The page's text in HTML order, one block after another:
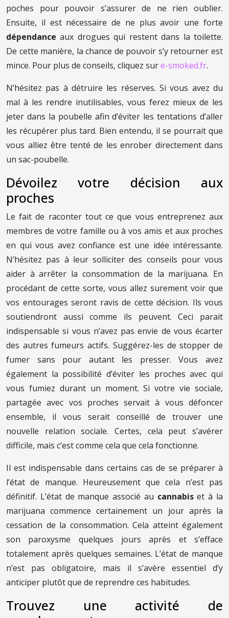
poches pour pouvoir s’assurer de ne rien oublier.
Ensuite, il est nécessaire de ne plus avoir une forte
dépendance aux drogues qui restent dans la toilette.
De cette manière, la chance de pouvoir s’y retourner est
mince. Pour plus de conseils, cliquez sure-smoked.fr.
N’hésitez pas à détruire les réserves. Si vous avez du
mal à les rendre inutilisables, vous ferez mieux de les
jeter dans la poubelle afin d’éviter les tentations d’aller
les récupérer plus tard. Bien entendu, il se pourrait que
vous alliez être tenté de les enrober directement dans
un sac-poubelle.
Dévoilez votre décision aux
proches
Le fait de raconter tout ce que vous entreprenez aux
membres de votre famille ou à vos amis et aux proches
en qui vous avez confiance est une idée intéressante.
N’hésitez pas à leur solliciter des conseils pour vous
aider à arrêter la consommation de la marijuana. En
procédant de cette sorte, vous allez surement voir que
vos entourages seront ravis de cette décision. Ils vous
soutiendront aussi comme ils peuvent. Ceci parait
indispensable si vous n’avez pas envie de vous écarter
des autres fumeurs actifs. Suggérez-les de stopper de
fumer sans pour autant les presser. Vous avez
également la possibilité d’éviter les proches avec qui
vous fumiez durant un moment. Si votre vie sociale,
partagée avec vos proches servait à vous défoncer
ensemble, il vous serait conseillé de trouver une
nouvelle relation sociale. Certes, cela peut s’avérer
difficile, mais c’est comme cela que cela fonctionne.
Il est indispensable dans certains cas de se préparer à
l’état de manque. Heureusement que cela n’est pas
définitif. L’état de manque associé au cannabiset à la
marijuana commence certainement un jour après la
cessation de la consommation. Cela atteint également
son paroxysme quelques jours après et s’efface
totalement après quelques semaines. L’état de manque
n’est pas obligatoire, mais il s’avère essentiel d’y
anticiper plutôt que de reprendre ces habitudes.
Trouvez une activité de